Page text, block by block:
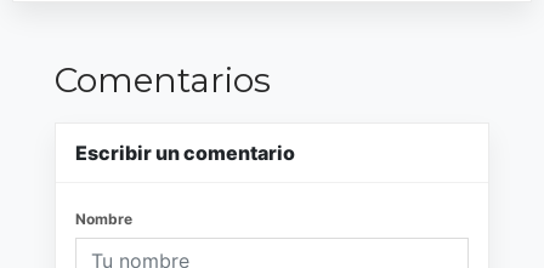
Comentarios
Escribir un comentario
Nombre